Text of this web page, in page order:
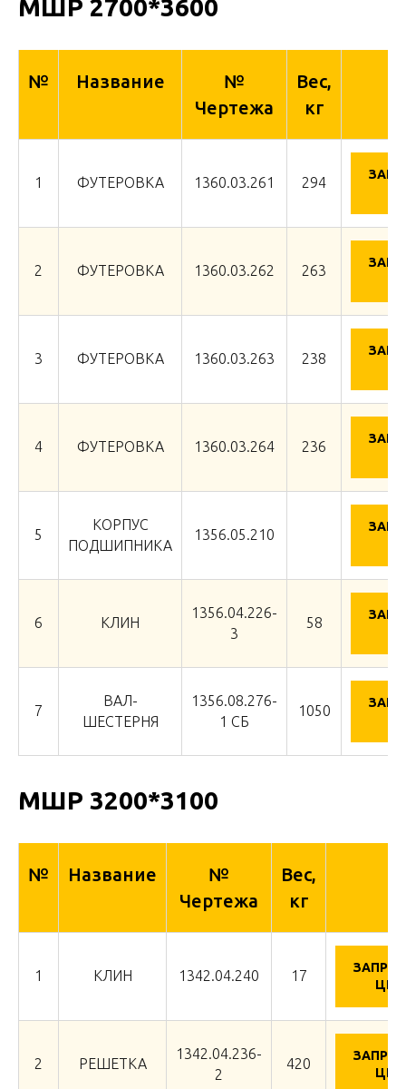
МШР 2700*3600
№ Название
№
Чертежа
Вес,
кг
1 ФУТЕРОВКА 1360.03.261 294
2 ФУТЕРОВКА 1360.03.262 263
3 ФУТЕРОВКА 1360.03.263 238
4 ФУТЕРОВКА 1360.03.264 236
5
КОРПУС
ПОДШИПНИКА
1356.05.210
6 КЛИН
1356.04.226-
3
58
7
ВАЛ-
ШЕСТЕРНЯ
1356.08.276-
1 СБ
1050
МШР 3200*3100
№ Название
№
Чертежа
Вес,
кг
1 КЛИН 1342.04.240 17
2 РЕШЕТКА
1342.04.236-
2
420